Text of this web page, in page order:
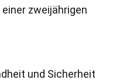
zweijährigen
und Sicherheit